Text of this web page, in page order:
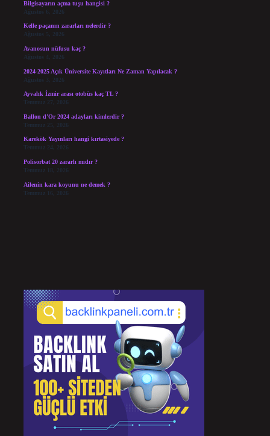
Bilgisayarın açma tuşu hangisi ?
Ağustos 6, 2026
Kelle paçanın zararları nelerdir ?
Ağustos 5, 2026
Avanosun nüfusu kaç ?
Ağustos 4, 2026
2024-2025 Açık Üniversite Kayıtları Ne Zaman Yapılacak ?
Ağustos 3, 2026
Ayvalık İzmir arası otobüs kaç TL ?
Temmuz 27, 2026
Ballon d’Or 2024 adayları kimlerdir ?
Temmuz 25, 2026
Karekök Yayınları hangi kırtasiyede ?
Temmuz 24, 2026
Polisorbat 20 zararlı mıdır ?
Temmuz 18, 2026
Ailenin kara koyunu ne demek ?
Temmuz 16, 2026